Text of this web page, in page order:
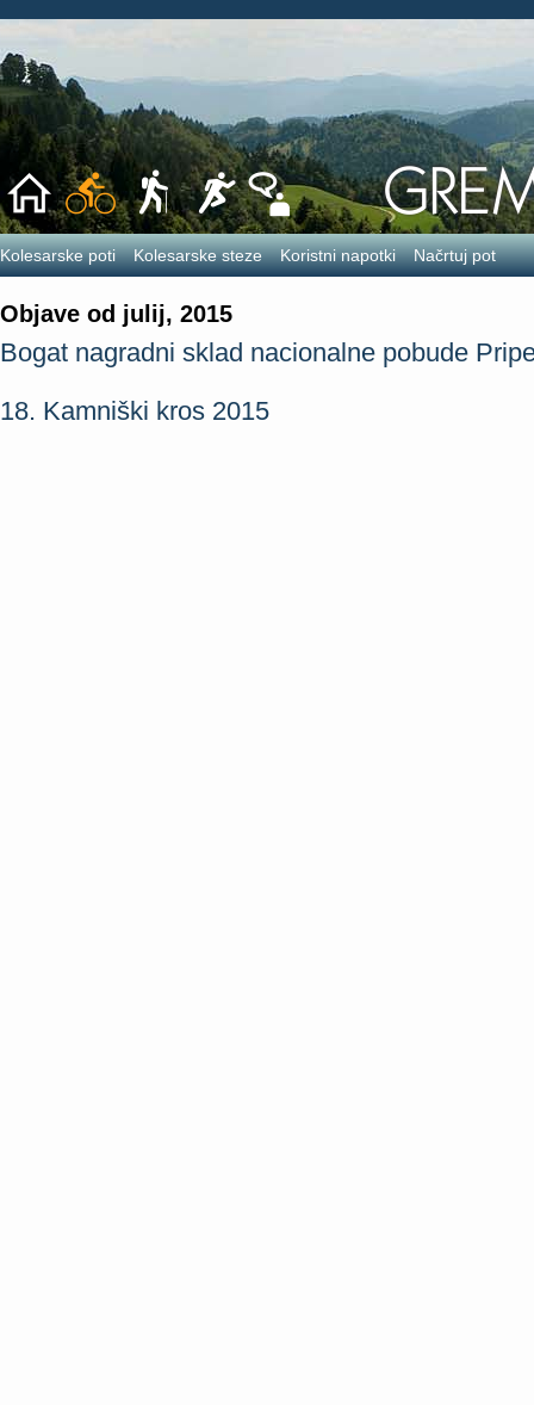
Kolesarske poti Kolesarske steze Koristni napotki Načrtuj pot
Objave od julij, 2015
Bogat nagradni sklad nacionalne pobude
18. Kamniški kros 2015